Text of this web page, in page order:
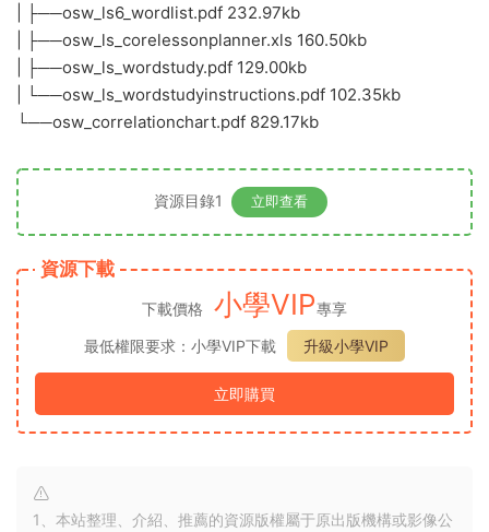
| ├──osw_ls6_wordlist.pdf 232.97kb
| ├──osw_ls_corelessonplanner.xls 160.50kb
| ├──osw_ls_wordstudy.pdf 129.00kb
| └──osw_ls_wordstudyinstructions.pdf 102.35kb
└──osw_correlationchart.pdf 829.17kb
資源目錄1 立即查看
資源下載
下載價格 小學VIP專享
最低權限要求：小學VIP下載
升級小學VIP
立即購買
1、本站整理、介紹、推薦的資源版權屬于原出版機構或影像公